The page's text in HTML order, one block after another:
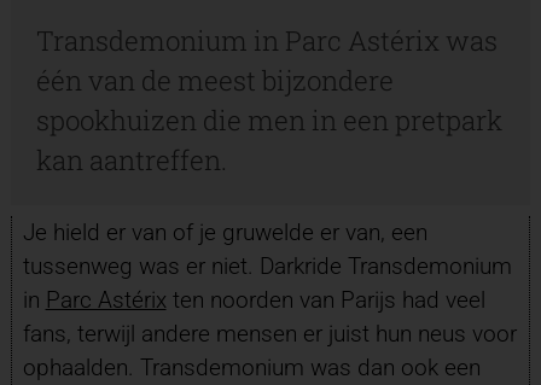
Transdemonium in Parc Astérix was
één van de meest bijzondere
spookhuizen die men in een pretpark
kan aantreffen.
Je hield er van of je gruwelde er van, een
tussenweg was er niet. Darkride Transdemonium
in Parc Astérix ten noorden van Parijs had veel
fans, terwijl andere mensen er juist hun neus voor
ophaalden. Transdemonium was dan ook een